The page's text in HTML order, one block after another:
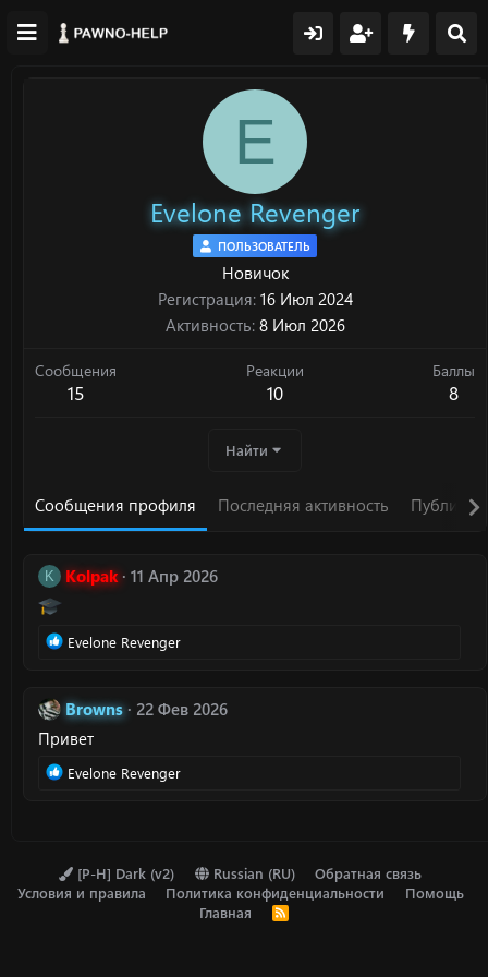
E
Evelone Revenger
ПОЛЬЗОВАТЕЛЬ
Новичок
Регистрация 16 Июл 2024
Активность 8 Июл 2026
Сообщения
15
Реакции
10
Баллы
8
Найти
Сообщения профиля Последняя активность
K Kolpak 11 Апр 2026
Р
к
ц
и
:
Evelone Revenger
Browns
22 Фев 2026
Привет
Р
и
и
Evelone Revenger
[P-H] Dark (v2) Russian (RU)
Обратная связь
Условия и правила
Политика конфиденциальности
Помощь
Главная
R